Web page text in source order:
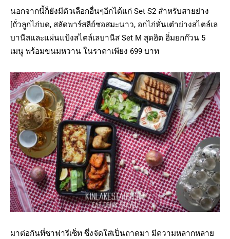
นอกจากนี้ก็ยังมีตัวเลือกอื่นๆอีกได้แก่ Set S2 สำหรับสายย่าง
[ถั่วลูกไก่บด, สลัดพาร์สลีย์ซอสมะนาว, อกไก่หั่นเต๋าย่างสไตล์เล
บานีสและแผ่นแป้งสไตล์เลบานีส Set M สุดฮิต อิ่มยกก๊วน 5
เมนู พร้อมขนมหวาน ในราคาเพียง 699 บาท
มาต่อกันที่ซาฟารีเซ็ท ซึ่งจัดใส่เป็นถาดมา มีความหลากหลาย